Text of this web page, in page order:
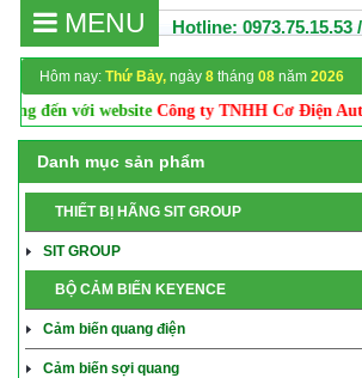
Hotline: 0973.75.15.53
MENU
Hôm nay: Thứ Bảy, ngày 8tháng 08năm 2026
đến với websiteCông ty TNHH Cơ Điện Auto
Danh mục sản phẩm
THIẾT BỊ HÃNG SIT GROUP
SIT GROUP
BỘ CẢM BIẾN KEYENCE
Cảm biến quang điện
Cảm biến sợi quang